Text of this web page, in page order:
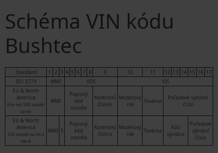
Schéma VIN kódu
Bushtec
Standard 1 2 3 4 5 6 7 8 9 10 11 12 13 14 15 16 17
ISO 3779
WMI VDS
VIS
EU & North
America
Více než 500 vozidel
za rok
WMI
Popisný
kód
vozidla
Kontrolní
číslice
Modelový
rok
Továrna
Pořadové výrobní
číslo
EU & North
America
500 vozidel za rok a
méně
WMI 9
Popisný
kód
vozidla
Kontrolní
číslice
Modelový
rok
Továrna
Kód
výrobce
Pořadové
výrobní
číslo